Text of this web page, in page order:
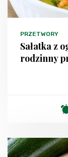
PRZETWORY
Sałatka z
rodzinny